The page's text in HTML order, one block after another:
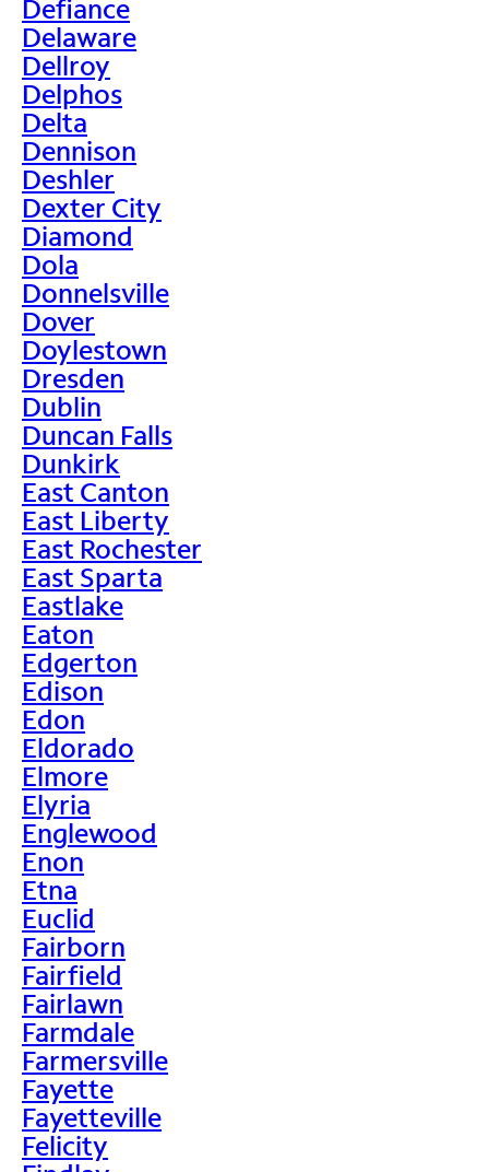
Defiance
Delaware
Dellroy
Delphos
Delta
Dennison
Deshler
Dexter City
Diamond
Dola
Donnelsville
Dover
Doylestown
Dresden
Dublin
Duncan Falls
Dunkirk
East Canton
East Liberty
East Rochester
East Sparta
Eastlake
Eaton
Edgerton
Edison
Edon
Eldorado
Elmore
Elyria
Englewood
Enon
Etna
Euclid
Fairborn
Fairfield
Fairlawn
Farmdale
Farmersville
Fayette
Fayetteville
Felicity